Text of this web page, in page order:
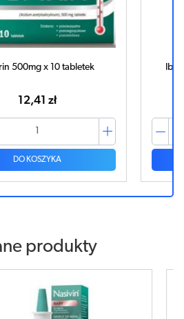
x 10 tabletek
12,41 zł
DO KOSZYKA
Ibuvit
produkty